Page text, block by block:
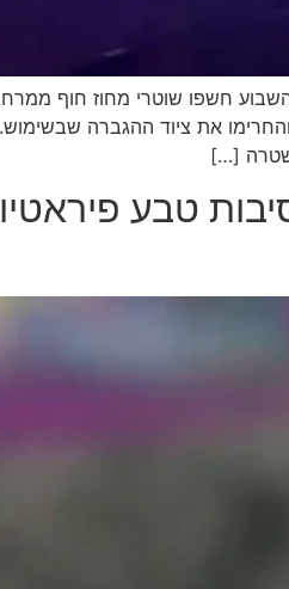
חשפו שוטרי מחוז חוף
את ציוד ההגברה
טבע